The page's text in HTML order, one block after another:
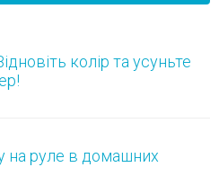
колір та усуньте
на руле в домашних